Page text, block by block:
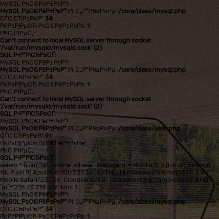
MySQL РћС€РёР±РєР°!
MySQL РѕС€РёР±РєР° РІ С„Р°Р№Р»Рµ: /core/class/mysql.php
СЃС‚СЂРѕРєР° 34
РќРѕРјРµСЂ РѕС€РёР±РєРё: 1
РћС‚РІРµС‚:
Can't connect to local MySQL server through socket
'/var/run/mysqld/mysqld.sock' (2)
SQL Р·Р°РїСЂРѕСЃ:
MySQL РћС€РёР±РєР°!
MySQL РѕС€РёР±РєР° РІ С„Р°Р№Р»Рµ: /core/class/mysql.php
СЃС‚СЂРѕРєР° 34
РќРѕРјРµСЂ РѕС€РёР±РєРё: 1
РћС‚РІРµС‚:
Can't connect to local MySQL server through socket
'/var/run/mysqld/mysqld.sock' (2)
SQL Р·Р°РїСЂРѕСЃ:
MySQL РћС€РёР±РєР°!
MySQL РѕС€РёР±РєР° РІ С„Р°Р№Р»Рµ: /core/class/user.php
СЃС‚СЂРѕРєР° 91
РќРѕРјРµСЂ РѕС€РёР±РєРё:
РћС‚РІРµС‚:
SQL Р·Р°РїСЂРѕСЃ:
select * from `lib_online` where `useragent`='Mozilla/5.0 (Linux; Android
14; Pixel 8) AppleWebKit/537.36 (KHTML, like Gecko) Chrome/131.0.0.0
Mobile Safari/537.36; ClaudeBot/1.0; +claudebot@anthropic.com)' AND
`ip`='216.73.216.109' limit 1
MySQL РћС€РёР±РєР°!
MySQL РѕС€РёР±РєР° РІ С„Р°Р№Р»Рµ:/core/class/mysql.php
СЃС‚СЂРѕРєР°34
РќРѕРјРµСЂ РѕС€РёР±РєРё: 1